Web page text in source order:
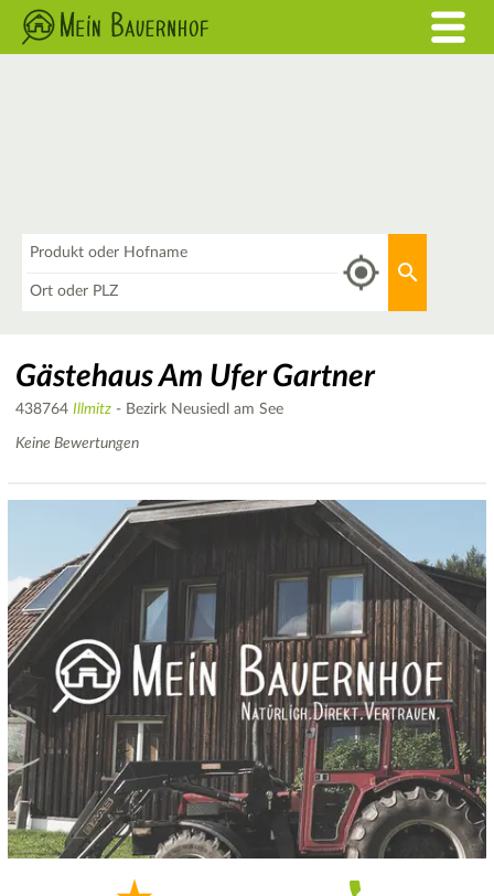
Gästehaus Am Ufer Gartner
438764 Illmitz - Bezirk Neusiedl am See
Keine Bewertungen